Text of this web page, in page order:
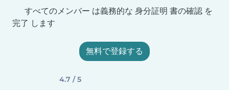
すべてのメンバー は義務的な 身分証明 書の確認 を
完了 します
無料で登録する
4.7 / 5